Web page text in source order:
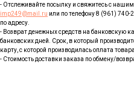
- Отслеживайте посылку и свяжитесь с
imp249@mail.ru или по телефону 8 (961) 740-
по адресу.
- Возврат денежных средств на банковскую
банковских дней. Срок, в который
карту, с которой производилась оплата товара.
- Стоимость доставки заказа по обмену/